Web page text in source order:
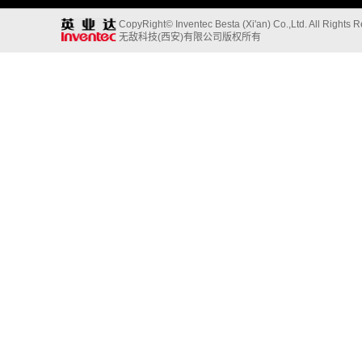
CopyRight© Inventec Besta (Xi'an) Co.,Ltd. All Rights
无敌科技(西安)有限公司版权所有